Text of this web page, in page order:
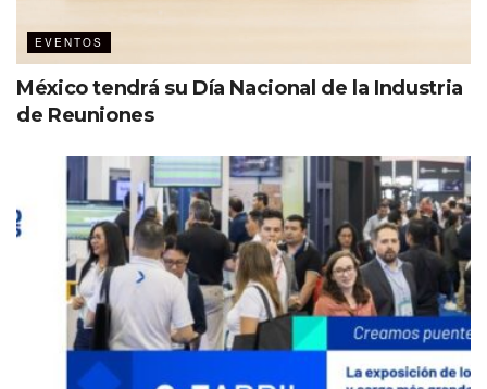
EVENTOS
México tendrá su Día Nacional de la Industria
de Reuniones